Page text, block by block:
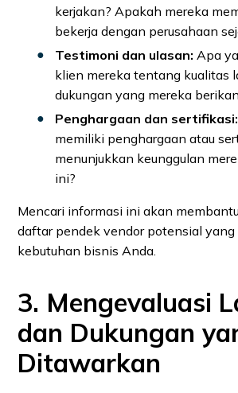
kerjakan? Apakah mereka
bekerja dengan perusahaan
Testimoni dan ulasan: Apa
klien mereka tentang kualitas
dukungan yang mereka
Penghargaan dan sertifikasi:
memiliki penghargaan atau
menunjukkan keunggulan
ini?
Mencari informasi ini akan
daftar pendek vendor potensial
kebutuhan bisnis Anda.
3. Mengevaluasi
dan Dukungan
Ditawarkan